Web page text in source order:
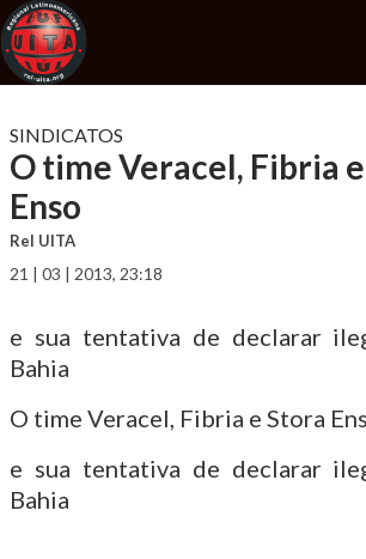
SINDICATOS
O time Veracel, Fibria
Enso
Rel UITA
21 | 03 | 2013, 23:18
e sua tentativa de declarar
Bahia
O time Veracel, Fibria e Stora
e sua tentativa de declarar
Bahia